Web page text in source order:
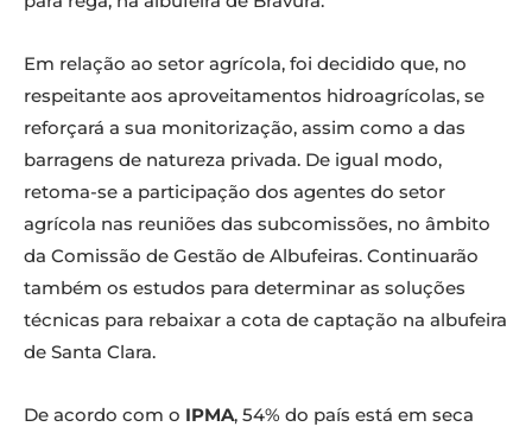
Em relação ao setor agrícola, foi decidido que, no
respeitante aos aproveitamentos hidroagrícolas, se
reforçará a sua monitorização, assim como a das
barragens de natureza privada. De igual modo,
retoma-se a participação dos agentes do setor
agrícola nas reuniões das subcomissões, no âmbito
da Comissão de Gestão de Albufeiras. Continuarão
também os estudos para determinar as soluções
técnicas para rebaixar a cota de captação na albufeira
de Santa Clara.
De acordo com o IPMA, 54% do país está em seca